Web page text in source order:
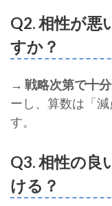
Q2. 相性が悪
すか？
→ 戦略次第で十分
ーし、算数は「
す。
Q3. 相性の良
ける？